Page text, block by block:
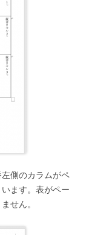
側のカラムがペ
ます。表がペー
せん。